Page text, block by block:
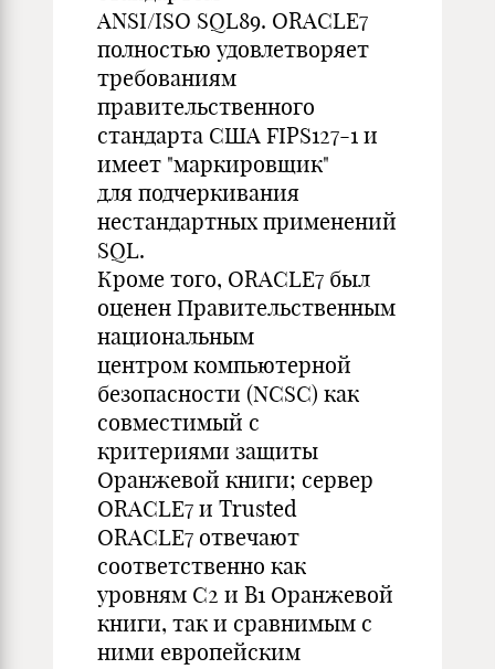
ANSI/ISO SQL89. ORACLE7
полностью удовлетворяет
требованиям
правительственного
стандарта США FIPS127-1 и
имеет "маркировщик"
для подчеркивания
нестандартных применений
SQL.
Кроме того, ORACLE7 был
оценен Правительственным
национальным
центром компьютерной
безопасности (NCSC) как
совместимый с
критериями защиты
Оранжевой книги; сервер
ORACLE7 и Trusted
ORACLE7 отвечают
соответственно как
уровням C2 и B1 Оранжевой
книги, так и сравнимым с
ними европейским